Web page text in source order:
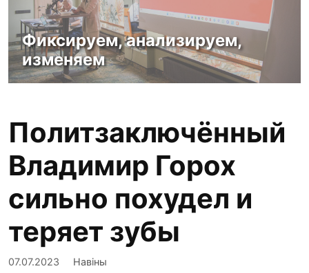
Фиксируем, анализируем,
изменяем
Политзаключённый
Владимир Горох
сильно похудел и
теряет зубы
07.07.2023 Навіны